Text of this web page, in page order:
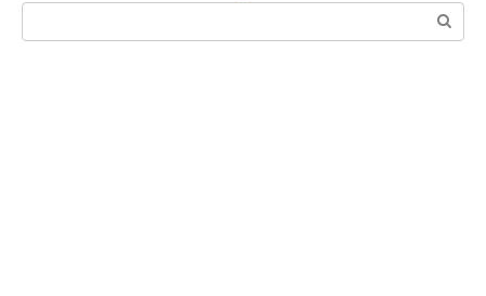
Поиск: